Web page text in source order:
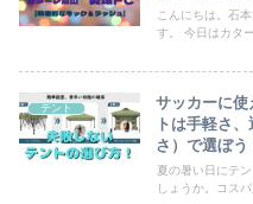
こんにちは。石
す。 今日はカタ
テント
サッカーに
トは手軽さ
さ）で選ぼう
夏の暑い日にテ
しょうか。コス